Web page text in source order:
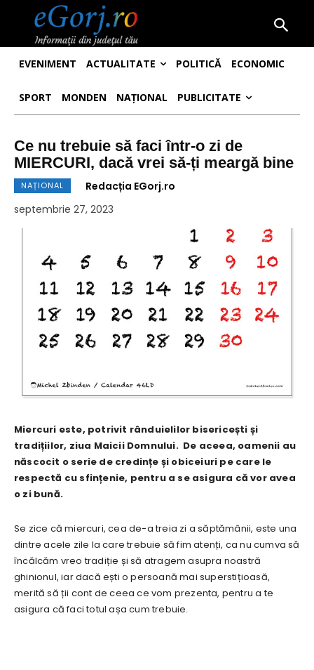
EVENIMENT ACTUALITATE POLITICĂ ECONOMIC
SPORT MONDEN NAȚIONAL PUBLICITATE
Ce nu trebuie să faci într-o zi de
MIERCURI, dacă vrei să-ți meargă bine
NAȚIONAL
Redacția EGorj.ro
septembrie 27, 2023
Miercuri este, potrivit rânduielilor bisericești și
tradițiilor, ziua Maicii Domnului. De aceea, oamenii au
născocit o serie de credințe și obiceiuri pe care le
respectă cu sfințenie, pentru a se asigura că vor avea
o zi bună.
Se zice că miercuri, cea de-a treia zi a săptămânii, este una
dintre acele zile la care trebuie să fim atenți, ca nu cumva să
încălcăm vreo tradiție și să atragem asupra noastră
ghinionul, iar dacă ești o persoană mai superstițioasă,
merită să ții cont de ceea ce vom prezenta, pentru a te
asigura că faci totul așa cum trebuie.